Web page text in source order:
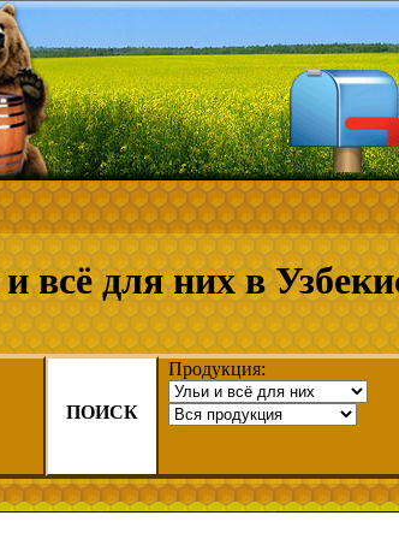
всё для них в
Продукция:
ПОИСК